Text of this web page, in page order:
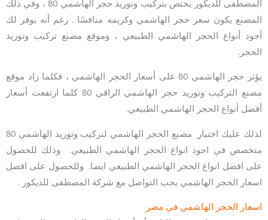
المصطفى للديكور يختص بتركيب وتوريد حجر الهاشمي 80 ، وفي ذلك
المصنع يكون سعر حجر الهاشمي وكريمه منافسًا . رغم أنه يوفر لك
أجود أنواع الحجر الهاشمي الطبيعي ، وموقع مصنع تركيب وتوريد
الحجر.
يؤثر حجر الهاشمي 80 على أسعار الحجر الهاشمي ، فكلما زاد موقع
مصنع التركيب وتوريد حجر الهاشمي الراقي 80 كلما ارتفعت أسعار
أفضل أنواع الحجر الهاشمي الطبيعي.
لذلك عليك اختيار مصنع الحجر الهاشمي لتركيب وتوريد الهاشمي 80
متخصص في اجود انواع الحجر الهاشمي الطبيعي. وذلك للحصول
على افضل انواع الحجر الهاشمي الطبيعي ايضا. وللحصول على افضل
اسعار الحجر الهاشمي يجب التواصل مع شركة المصطفى للديكور .
اسعار الحجر الهاشمي في مصر